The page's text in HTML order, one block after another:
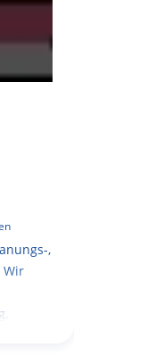
,
Wir